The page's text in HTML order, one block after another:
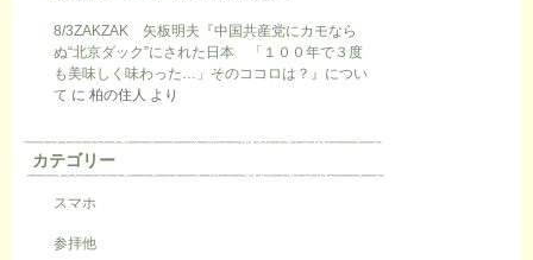
8/3ZAKZAK 矢板明夫『中国共産党にカモなら
ぬ“北京ダック”にされた日本 「１００年で３度
も美味しく味わった…」そのココロは？』につい
て に 柏の住人 より
カテゴリー
スマホ
参拝他